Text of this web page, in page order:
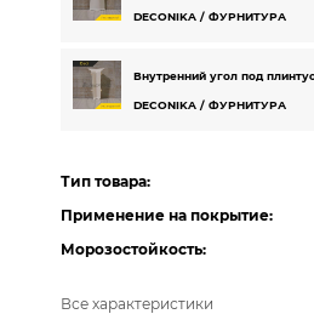
DECONIKA / ФУРНИТУРА
Внутренний угол под
DECONIKA / ФУРНИТУРА
Тип товара:
Применение на покрытие:
Морозостойкость:
Все характеристики